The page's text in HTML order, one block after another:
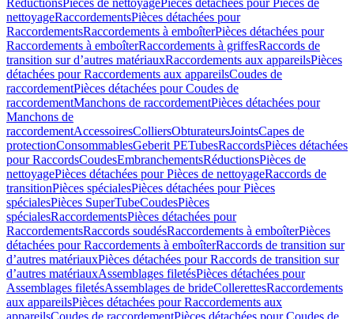
RéductionsPièces de nettoyagePièces détachées pour Pièces de
nettoyageRaccordementsPièces détachées pour
RaccordementsRaccordements à emboîterPièces détachées pour
Raccordements à emboîterRaccordements à griffesRaccords de
transition sur d’autres matériauxRaccordements aux appareilsPièces
détachées pour Raccordements aux appareilsCoudes de
raccordementPièces détachées pour Coudes de
raccordementManchons de raccordementPièces détachées pour
Manchons de
raccordementAccessoiresColliersObturateursJointsCapes de
protectionConsommablesGeberit PETubesRaccordsPièces détachées
pour RaccordsCoudesEmbranchementsRéductionsPièces de
nettoyagePièces détachées pour Pièces de nettoyageRaccords de
transitionPièces spécialesPièces détachées pour Pièces
spécialesPièces SuperTubeCoudesPièces
spécialesRaccordementsPièces détachées pour
RaccordementsRaccords soudésRaccordements à emboîterPièces
détachées pour Raccordements à emboîterRaccords de transition sur
d’autres matériauxPièces détachées pour Raccords de transition sur
d’autres matériauxAssemblages filetésPièces détachées pour
Assemblages filetésAssemblages de brideCollerettesRaccordements
aux appareilsPièces détachées pour Raccordements aux
appareilsCoudes de raccordementPièces détachées pour Coudes de